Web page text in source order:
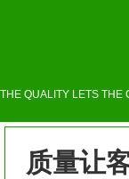
THE QUALITY LETS THE
质量让